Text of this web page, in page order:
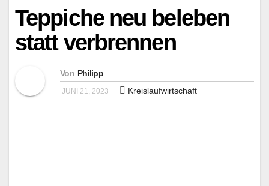
Teppiche neu beleben
statt verbrennen
Von Philipp
JUNI 21, 2023 Kreislaufwirtschaft